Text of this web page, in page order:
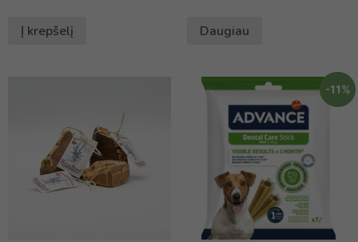
Į krepšelį Daugiau
-11%